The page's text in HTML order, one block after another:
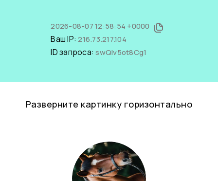
2026-08-07 12:58:54 +0000
Ваш IP:216.73.217.104
ID запроса:swQIv5ot8Cg1
Разверните картинку горизонтально